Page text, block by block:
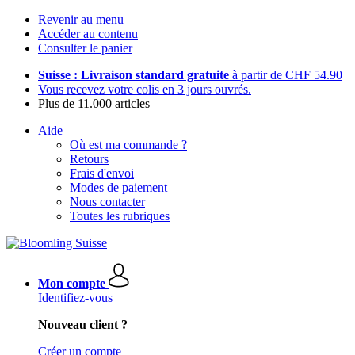
Revenir au menu
Accéder au contenu
Consulter le panier
Suisse : Livraison standard gratuite à partir de CHF 54.90
Vous recevez votre colis en 3 jours ouvrés.
Plus de 11.000 articles
Aide
Où est ma commande ?
Retours
Frais d'envoi
Modes de paiement
Nous contacter
Toutes les rubriques
Mon compte
Identifiez-vous
Nouveau client ?
Créer un compte